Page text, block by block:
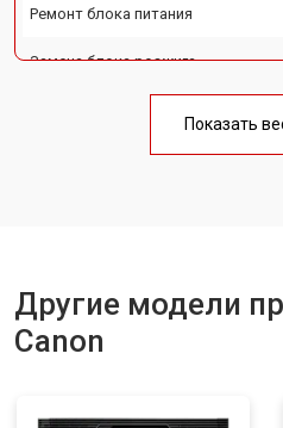
Ремонт блока питания
Замена блока розжига
Показать
Другие модели
Canon